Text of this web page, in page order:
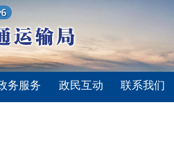
务服务 政民互动 联系我们